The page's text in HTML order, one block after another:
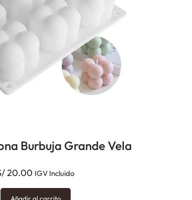
Burbuja Grande Vela
20.00 IGV Incluido
Añadir al carrito